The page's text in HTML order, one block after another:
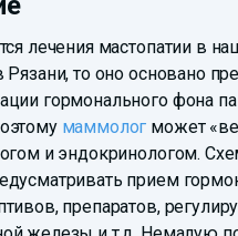
лечения мастопатии в
Рязани, то оно основано
гормонального фона
маммолог может
и эндокринологом.
прием
препаратов,